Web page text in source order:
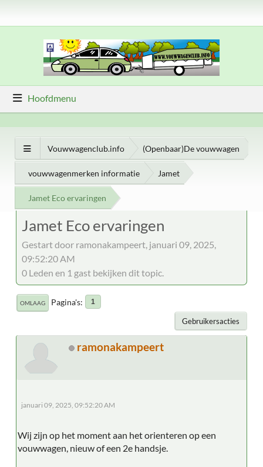
Hoofdmenu
Vouwwagenclub.info (Openbaar)De vouwwagen
vouwwagenmerken informatie Jamet
Jamet Eco ervaringen
Jamet Eco ervaringen
Gestart door ramonakampeert, januari 09, 2025,
09:52:20 AM
0 Leden en 1 gast bekijken dit topic.
OMLAAG Pagina's 1
Gebruikersacties
ramonakampeert
januari 09, 2025, 09:52:20 AM
Wij zijn op het moment aan het orienteren op een
vouwwagen, nieuw of een 2e handsje.